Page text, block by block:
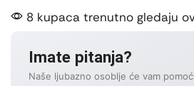
8 kupaca trenutno gledaju
Imate pitanja?
Naše ljubazno osoblje će vam